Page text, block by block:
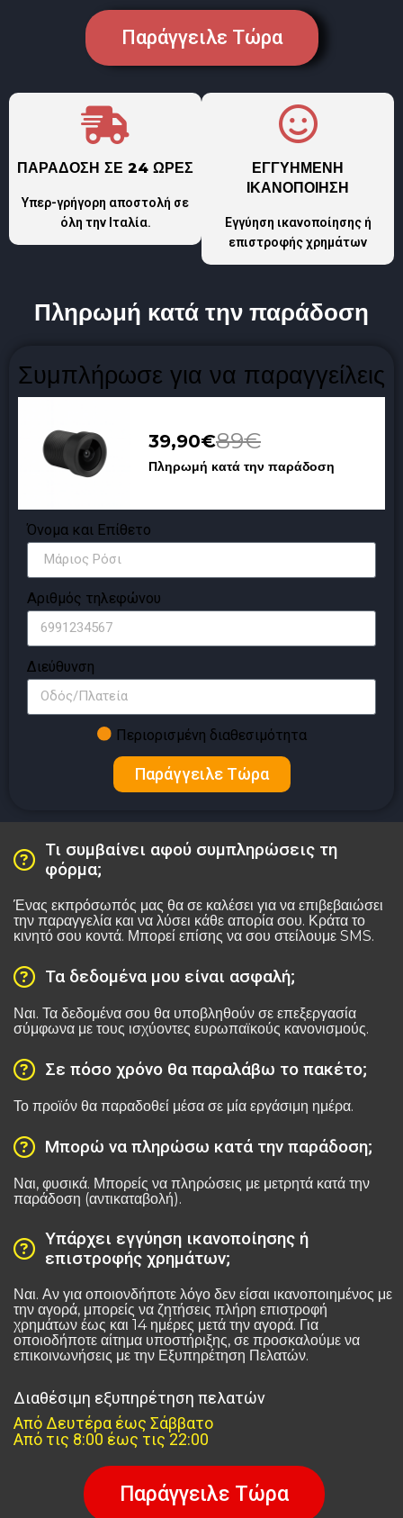
Παράγγειλε Τώρα
ΠΑΡΑΔΟΣΗ ΣΕ 24 ΩΡΕΣ
Υπερ-γρήγορη αποστολή σε
όλη την Ιταλία.
ΕΓΓΥΗΜΕΝΗ
ΙΚΑΝΟΠΟΙΗΣΗ
Εγγύηση ικανοποίησης ή
επιστροφής χρημάτων
Πληρωμή κατά την παράδοση
Συμπλήρωσε για να παραγγείλεις
39,90€89€
Πληρωμή κατά την παράδοση
Όνομα και Επίθετο
Αριθμός τηλεφώνου
Διεύθυνση
Περιορισμένη διαθεσιμότητα
Παράγγειλε Τώρα
Τι συμβαίνει αφού συμπληρώσεις τη
φόρμα;
Ένας εκπρόσωπός μας θα σε καλέσει για να επιβεβαιώσει
την παραγγελία και να λύσει κάθε απορία σου. Κράτα το
κινητό σου κοντά. Μπορεί επίσης να σου στείλουμε SMS.
Τα δεδομένα μου είναι ασφαλή;
Ναι. Τα δεδομένα σου θα υποβληθούν σε επεξεργασία
σύμφωνα με τους ισχύοντες ευρωπαϊκούς κανονισμούς.
Σε πόσο χρόνο θα παραλάβω το πακέτο;
Το προϊόν θα παραδοθεί μέσα σε μία εργάσιμη ημέρα.
Μπορώ να πληρώσω κατά την παράδοση;
Ναι, φυσικά. Μπορείς να πληρώσεις με μετρητά κατά την
παράδοση (αντικαταβολή).
Υπάρχει εγγύηση ικανοποίησης ή
επιστροφής χρημάτων;
Ναι. Αν για οποιονδήποτε λόγο δεν είσαι ικανοποιημένος με
την αγορά, μπορείς να ζητήσεις πλήρη επιστροφή
χρημάτων έως και 14 ημέρες μετά την αγορά. Για
οποιοδήποτε αίτημα υποστήριξης, σε προσκαλούμε να
επικοινωνήσεις με την Εξυπηρέτηση Πελατών.
Διαθέσιμη εξυπηρέτηση πελατών
Από Δευτέρα έως Σάββατο
Από τις 8:00 έως τις 22:00
Παράγγειλε Τώρα